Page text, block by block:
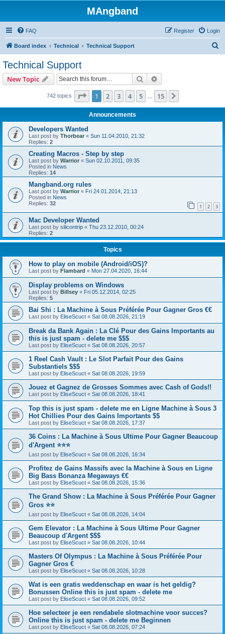
MAngband
FAQ Login
Register
Board index Technical Technical Support
Technical Support
New Topic Search
742 topics Page 1of 15
1 2 3 4 5 15
Announcements
Developers Wanted
Last post by Thorbear « Sun 11.04.2010, 21:32
Replies: 2
Creating Macros - Step by step
Last post by Warrior « Sun 02.10.2011, 09:35
Posted in News
Replies: 14
Mangband.org rules
Last post by Warrior « Fri 24.01.2014, 21:13
Posted in News
Replies: 32 1 2 3
Mac Developer Wanted
Last post by silicontrip « Thu 23.12.2010, 00:24
Replies: 2
Topics
How to play on mobile (Android/iOS)?
Last post by Flambard « Mon 27.04.2020, 16:44
Display problems on Windows
Last post by Billsey « Fri 05.12.2014, 02:25
Replies: 5
Bai Shi : La Machine à Sous Préférée Pour Gagner Gros €€
Last post by EliseScuct « Sat 08.08.2026, 21:19
Break da Bank Again : La Clé Pour des Gains Importants au
this is just spam - delete me $$$
Last post by EliseScuct « Sat 08.08.2026, 20:57
1 Reel Cash Vault : Le Slot Parfait Pour des Gains
Substantiels $$$
Last post by EliseScuct « Sat 08.08.2026, 19:59
Jouez et Gagnez de Grosses Sommes avec Cash of Gods!!
Last post by EliseScuct « Sat 08.08.2026, 18:41
Top this is just spam - delete me en Ligne Machine à Sous 3
Hot Chillies Pour des Gains Importants $$
Last post by EliseScuct « Sat 08.08.2026, 17:37
36 Coins : La Machine à Sous Ultime Pour Gagner Beaucoup
d'Argent ⭐⭐⭐
Last post by EliseScuct « Sat 08.08.2026, 16:34
Profitez de Gains Massifs avec la Machine à Sous en Ligne
Big Bass Bonanza Megaways €€
Last post by EliseScuct « Sat 08.08.2026, 15:36
The Grand Show : La Machine à Sous Préférée Pour Gagner
Gros ⭐⭐
Last post by EliseScuct « Sat 08.08.2026, 14:04
Gem Elevator : La Machine à Sous Ultime Pour Gagner
Beaucoup d'Argent $$$
Last post by EliseScuct « Sat 08.08.2026, 10:44
Masters Of Olympus : La Machine à Sous Préférée Pour
Gagner Gros €
Last post by EliseScuct « Sat 08.08.2026, 10:28
Wat is een gratis weddenschap en waar is het geldig?
Bonussen Online this is just spam - delete me
Last post by EliseScuct « Sat 08.08.2026, 09:52
Hoe selecteer je een rendabele slotmachine voor succes?
Online this is just spam - delete me Beginnen
Last post by EliseScuct « Sat 08.08.2026, 07:24